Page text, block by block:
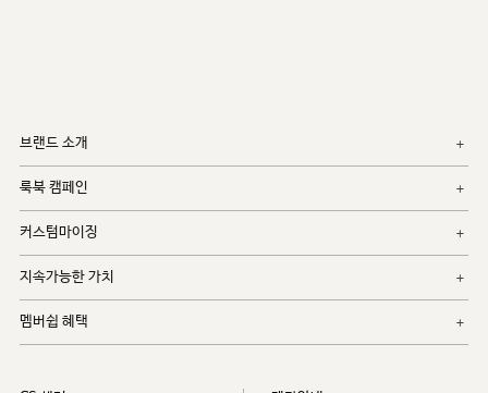
브랜드 소개
룩북 캠페인
커스텀마이징
지속가능한 가치
멤버쉽 혜택